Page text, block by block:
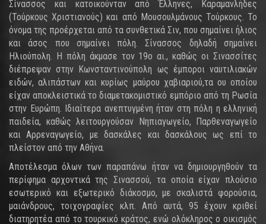
Σίνασσος και κατοικούνταν από Έλληνες, Καραμανλήδες
(Τούρκους Χριστιανούς) και από Μουσουλμάνους Τούρκους. Το
όνομα της προέρχεται από τα συνθετικά Σιν, που σημαίνει ήλιος
και άσος που σημαίνει πόλη. Σίνασσος δηλαδή σημαίνει
Ηλιούπολη. Η πόλη άκμασε τον 19ο αι., καθώς οι Σινασσίτες
διέπρεψαν στην Κωνσταντινούπολη ως έμποροι ναυτιλιακών
ειδών, αλιπάστων και κυρίως μαύρου χαβιαριού,τα ου οποίου
είχαν αποκλειστικά το διαμετακομιστικό εμπόριο από τη Ρωσία
στην Ευρώπη. Ιδιαίτερα ανεπτυγμένη ήταν στη πόλη η ελληνική
παιδεία, καθώς λειτουργούσαν Νηπιαγωγείο, Παρθεναγωγείο
και Αρρεναγωγείο, με δασκάλες και δασκάλους ως επί το
πλείστον από την Αθήνα.
Αποτέλεσμα όλων των παραπάνω ήταν να δημιουργηθούν τα
περίφημα αρχοντικά της Σινασσού, τα οποία είχαν πλούσιο
εσωτερικό και εξωτερικό διάκοσμο, με σκαλιστά φορούσια,
μαιάνδρους, τοιχογραφίες κλπ. Από αυτά, 95 έχουν κριθεί
διατηρητέα από το τουρκικό κράτος, ενώ ολόκληρος ο οικισμός